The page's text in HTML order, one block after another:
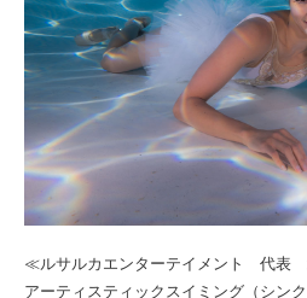
≪ルサルカエンターテイメント 代表
アーティスティックスイミング（シン